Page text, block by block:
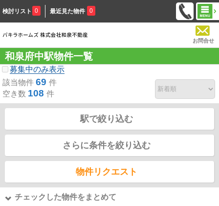
検討リスト 0 最近見た物件 0
お問合せ
和泉府中駅物件一覧
募集中のみ表示
該当物件 69 件
空き数 108 件
駅で絞り込む
さらに条件を絞り込む
物件リクエスト
チェックした物件をまとめて